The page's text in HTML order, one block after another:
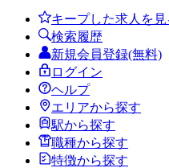
キープした求人を見
検索履歴
新規会員登録(無料)
ログイン
ヘルプ
エリアから探す
駅から探す
職種から探す
特徴から探す